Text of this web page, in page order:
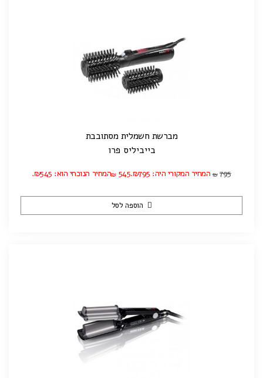
מברשת חשמלית מסתובבת
בייביליס פרו
₪ 795 המחיר המקורי היה: ₪795. ₪ 545 המחיר הנוכחי הוא: ₪545.
הוספה לסל